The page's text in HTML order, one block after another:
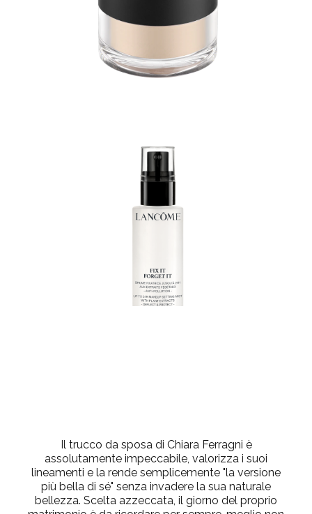
Il trucco da sposa di Chiara Ferragni è
assolutamente impeccabile, valorizza i suoi
lineamenti e la rende semplicemente "la versione
più bella di sé" senza invadere la sua naturale
bellezza. Scelta azzeccata, il giorno del proprio